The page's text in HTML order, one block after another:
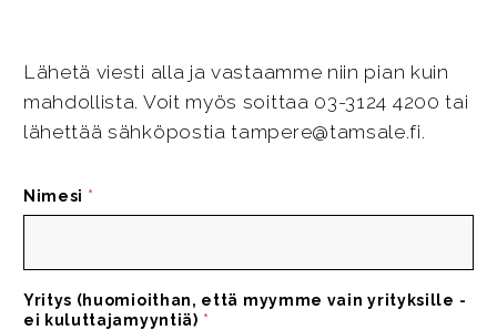
Lähetä viesti alla ja vastaamme niin pian kuin
mahdollista. Voit myös soittaa 03-3124 4200 tai
lähettää sähköpostia tampere@tamsale.fi.
Nimesi *
Yritys (huomioithan, että myymme vain yrityksille -
ei kuluttajamyyntiä) *